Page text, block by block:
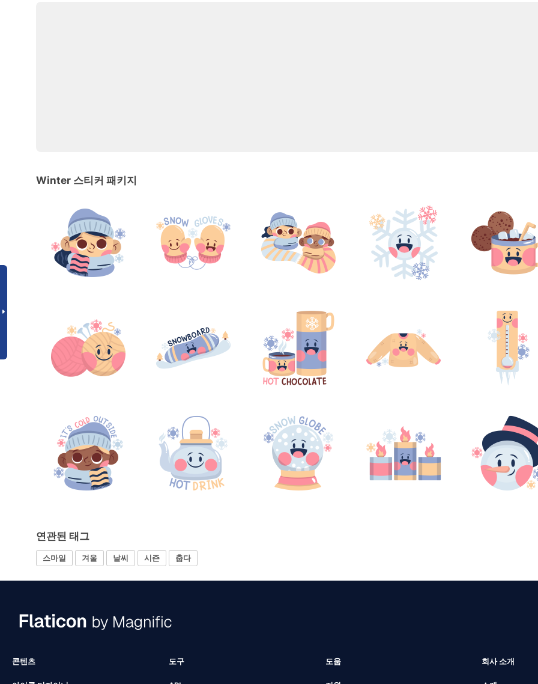
Winter 스티커 패키지
연관된 태그
스마일 겨울 날씨 시즌 춥다
콘텐츠 도구 도움 회사 소개